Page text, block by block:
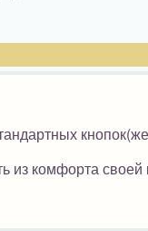
из комфорта